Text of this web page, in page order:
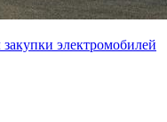
электромобилей